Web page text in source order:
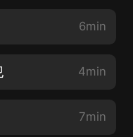
6min
4min
7min